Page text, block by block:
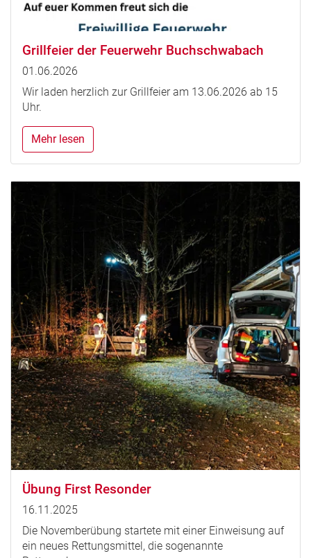
Grillfeier der Feuerwehr Buchschwabach
01.06.2026
Wir laden herzlich zur Grillfeier am 13.06.2026 ab 15
Uhr.
Mehr lesen
Übung First Resonder
16.11.2025
Die Novemberübung startete mit einer Einweisung auf
ein neues Rettungsmittel, die sogenannte